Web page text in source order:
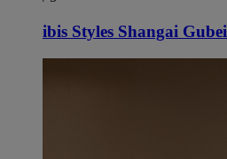
ibis Styles Shangai Gubei